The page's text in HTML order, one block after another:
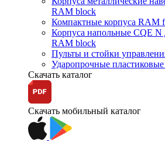
RAM block
Компактные корпуса RAM
Корпуса напольные CQE N
RAM block
Пульты и стойки
Ударопрочные
Скачать каталог
Скачать мобильный каталог